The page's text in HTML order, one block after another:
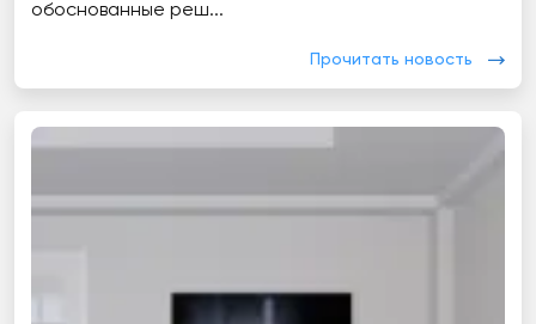
обоснованные реш...
Прочитать новость